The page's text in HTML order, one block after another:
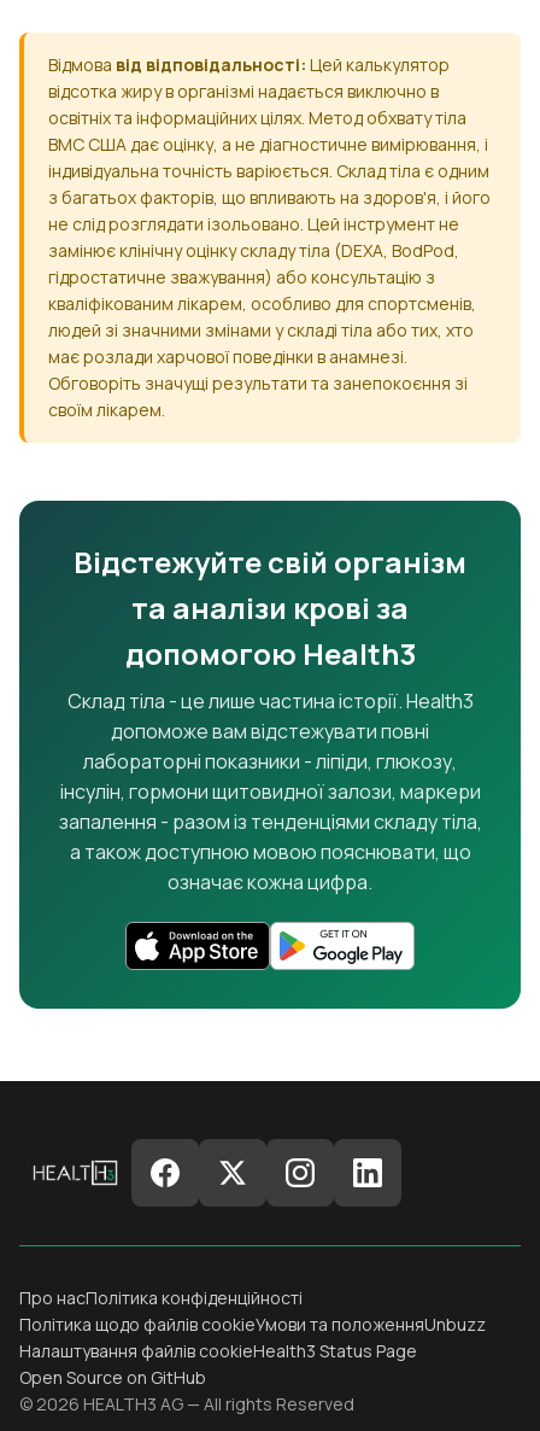
Відмова від відповідальності: Цей калькулятор
відсотка жиру в організмі надається виключно в
освітніх та інформаційних цілях. Метод обхвату тіла
ВМС США дає оцінку, а не діагностичне вимірювання, і
індивідуальна точність варіюється. Склад тіла є одним
з багатьох факторів, що впливають на здоров'я, і його
не слід розглядати ізольовано. Цей інструмент не
замінює клінічну оцінку складу тіла (DEXA, BodPod,
гідростатичне зважування) або консультацію з
кваліфікованим лікарем, особливо для спортсменів,
людей зі значними змінами у складі тіла або тих, хто
має розлади харчової поведінки в анамнезі.
Обговоріть значущі результати та занепокоєння зі
своїм лікарем.
Відстежуйте свій організм
та аналізи крові за
допомогою Health3
Склад тіла - це лише частина історії. Health3
допоможе вам відстежувати повні
лабораторні показники - ліпіди, глюкозу,
інсулін, гормони щитовидної залози, маркери
запалення - разом із тенденціями складу тіла,
а також доступною мовою пояснювати, що
означає кожна цифра.
Про насПолітика конфіденційності
Політика щодо файлів cookieУмови та положенняUnbuzz
Налаштування файлів cookieHealth3 Status Page
Open Source on GitHub
© 2026 HEALTH3 AG — All rights Reserved